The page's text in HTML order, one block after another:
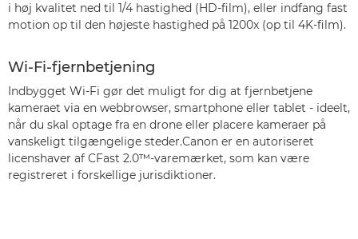
i høj kvalitet ned til 1/4 hastighed (HD-film), eller indfang fast
motion op til den højeste hastighed på 1200x (op til 4K-film).
Wi-Fi-fjernbetjening
Indbygget Wi-Fi gør det muligt for dig at fjernbetjene
kameraet via en webbrowser, smartphone eller tablet - ideelt,
når du skal optage fra en drone eller placere kameraer på
vanskeligt tilgængelige steder.Canon er en autoriseret
licenshaver af CFast 2.0™-varemærket, som kan være
registreret i forskellige jurisdiktioner.